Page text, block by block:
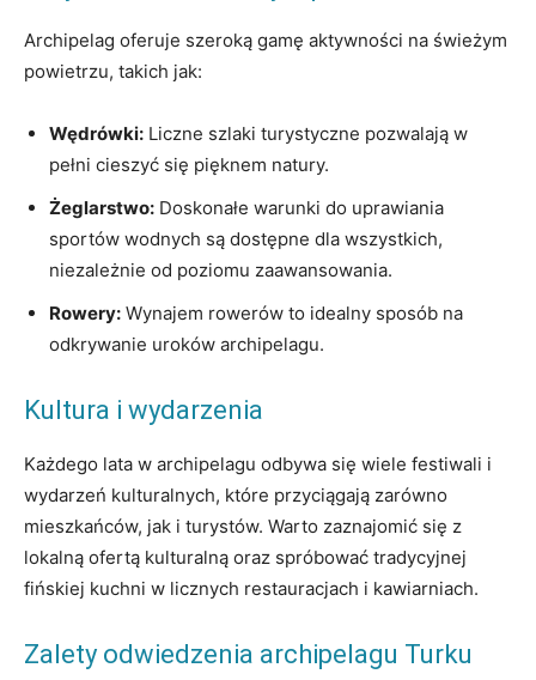
Archipelag oferuje szeroką gamę aktywności na ​świeżym
powietrzu, takich jak:
Wędrówki: Liczne szlaki turystyczne pozwalają ‍w
pełni ⁤cieszyć się pięknem natury.
Żeglarstwo: Doskonałe warunki do uprawiania
sportów wodnych są dostępne dla‍ wszystkich,
niezależnie od poziomu zaawansowania.
Rowery: Wynajem rowerów ‌to idealny sposób na
odkrywanie uroków archipelagu.
Kultura i wydarzenia
Każdego lata ⁢w archipelagu odbywa się ⁣wiele festiwali i⁢
wydarzeń kulturalnych, które przyciągają zarówno
mieszkańców, jak i turystów. Warto zaznajomić się z
lokalną ofertą ⁤kulturalną oraz ​spróbować tradycyjnej
fińskiej kuchni w licznych restauracjach i kawiarniach.
Zalety odwiedzenia archipelagu Turku